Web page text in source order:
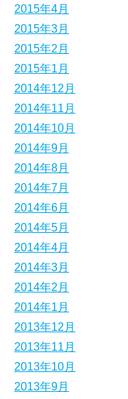
2015年4月
2015年3月
2015年2月
2015年1月
2014年12月
2014年11月
2014年10月
2014年9月
2014年8月
2014年7月
2014年6月
2014年5月
2014年4月
2014年3月
2014年2月
2014年1月
2013年12月
2013年11月
2013年10月
2013年9月